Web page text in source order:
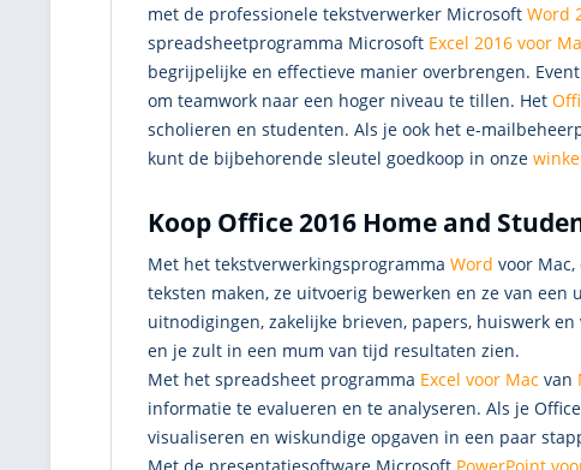
met de professionele tekstverwerker Microsoft Word
spreadsheetprogramma Microsoft Excel 2016 voor
begrijpelijke en effectieve manier overbrengen.
om teamwork naar een hoger niveau te tillen. Het
scholieren en studenten. Als je ook het e-
kunt de bijbehorende sleutel goedkoop in onze
Koop Office 2016 Home and
Met het tekstverwerkingsprogramma Word voor
teksten maken, ze uitvoerig bewerken en ze van
uitnodigingen, zakelijke brieven, papers, huiswerk
en je zult in een mum van tijd resultaten zien.
Met het spreadsheet programma Excel voor Mac van
informatie te evalueren en te analyseren. Als je
visualiseren en wiskundige opgaven in een paar